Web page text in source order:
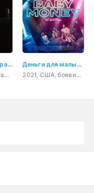
Потерянный парадокс
2021, США, фантастика, комедия
Деньги для малышки
2021, США, боевик, триллер